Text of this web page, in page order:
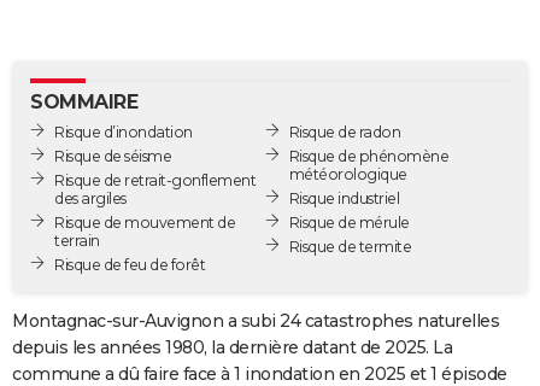
GUIDES D'ACHAT
BONS PLANS
CARTE DE VOEUX
Carte de Noël
Carte Bonne année
Carte Saint-Valentin
Carte Pâques
Carte d'anniversaire
DICTIONNAIRE
Dictionnaire
Biographies
Citations
Expressions
Proverbes
PROGRAMME TV
COPAINS D'AVANT
Avis de recherche
AVIS DE DÉCÈS
SOMMAIRE
Risque d’inondation
Risque de séisme
Risque de retrait-gonflement
des argiles
Risque de mouvement de
terrain
Risque de feu de forêt
Risque de radon
Risque de phénomène
météorologique
Risque industriel
Risque de mérule
Risque de termite
Montagnac-sur-Auvignon a subi 24 catastrophes naturelles
depuis les années 1980, la dernière datant de 2025. La
commune a dû faire face à 1 inondation en 2025 et 1 épisode